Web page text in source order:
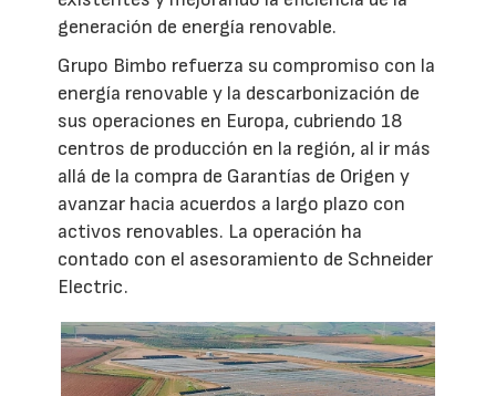
generación de energía renovable.
Grupo Bimbo refuerza su compromiso con la
energía renovable y la descarbonización de
sus operaciones en Europa, cubriendo 18
centros de producción en la región, al ir más
allá de la compra de Garantías de Origen y
avanzar hacia acuerdos a largo plazo con
activos renovables. La operación ha
contado con el asesoramiento de Schneider
Electric.